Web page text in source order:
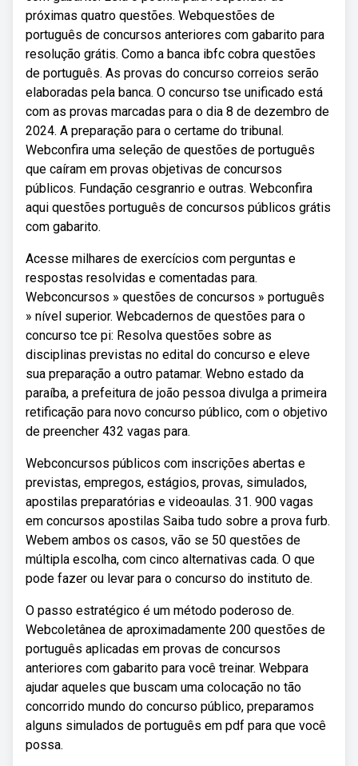
próximas quatro questões. Webquestões de
português de concursos anteriores com gabarito para
resolução grátis. Como a banca ibfc cobra questões
de português. As provas do concurso correios serão
elaboradas pela banca. O concurso tse unificado está
com as provas marcadas para o dia 8 de dezembro de
2024. A preparação para o certame do tribunal.
Webconfira uma seleção de questões de português
que caíram em provas objetivas de concursos
públicos. Fundação cesgranrio e outras. Webconfira
aqui questões português de concursos públicos grátis
com gabarito.
Acesse milhares de exercícios com perguntas e
respostas resolvidas e comentadas para.
Webconcursos » questões de concursos » português
» nível superior. Webcadernos de questões para o
concurso tce pi: Resolva questões sobre as
disciplinas previstas no edital do concurso e eleve
sua preparação a outro patamar. Webno estado da
paraíba, a prefeitura de joão pessoa divulga a primeira
retificação para novo concurso público, com o objetivo
de preencher 432 vagas para.
Webconcursos públicos com inscrições abertas e
previstas, empregos, estágios, provas, simulados,
apostilas preparatórias e videoaulas. 31. 900 vagas
em concursos apostilas Saiba tudo sobre a prova furb.
Webem ambos os casos, vão se 50 questões de
múltipla escolha, com cinco alternativas cada. O que
pode fazer ou levar para o concurso do instituto de.
O passo estratégico é um método poderoso de.
Webcoletânea de aproximadamente 200 questões de
português aplicadas em provas de concursos
anteriores com gabarito para você treinar. Webpara
ajudar aqueles que buscam uma colocação no tão
concorrido mundo do concurso público, preparamos
alguns simulados de português em pdf para que você
possa.